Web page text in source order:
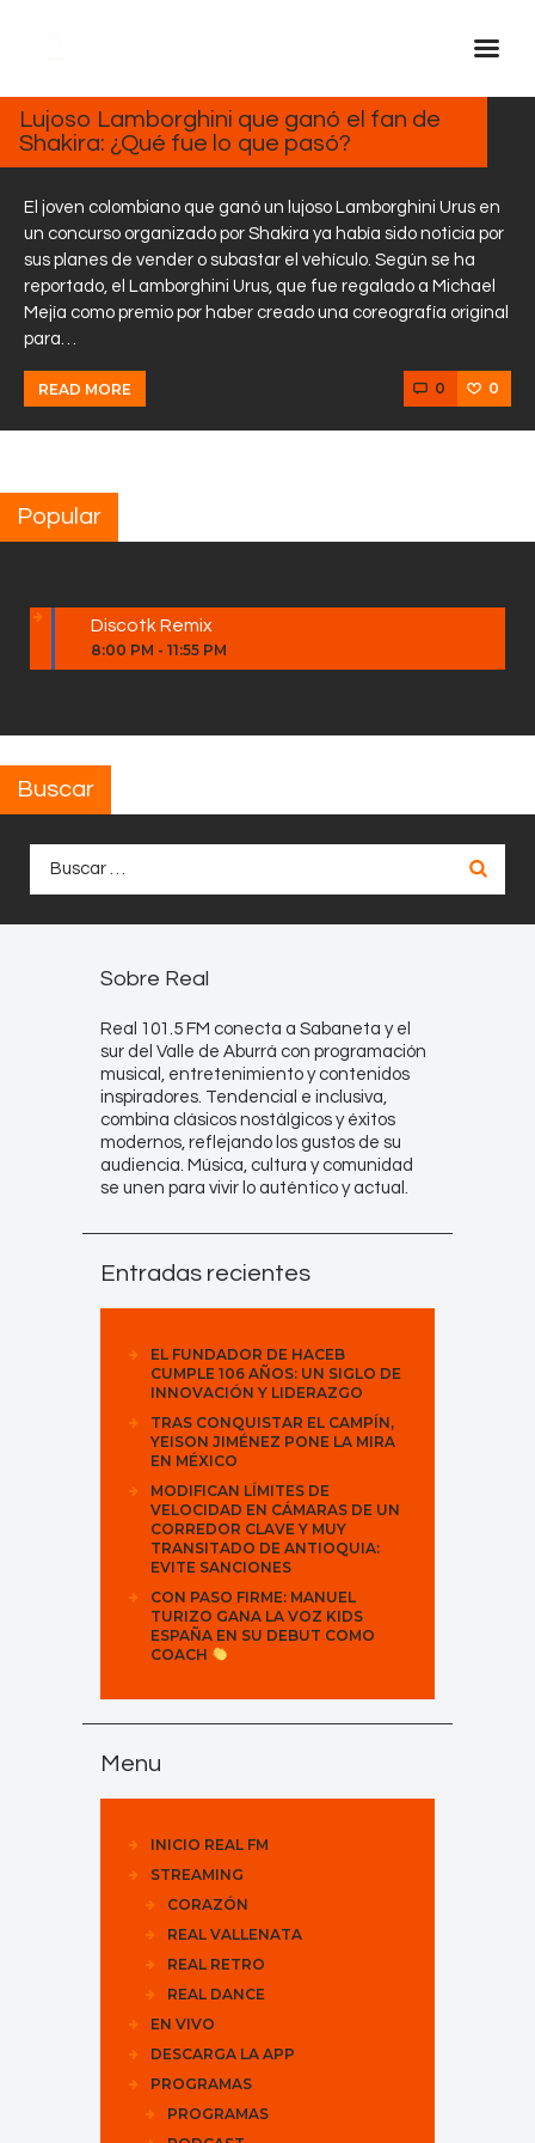
Inicio Real FM
En Vivo
Descarga La APP
Programas
Equipo
Sobre Nosotros
11, 2025
Lujoso Lamborghini que ganó el fan de
Shakira: ¿Qué fue lo que pasó?
El joven colombiano que ganó un lujoso Lamborghini Urus en
un concurso organizado por Shakira ya había sido noticia por
sus planes de vender o subastar el vehículo. Según se ha
reportado, el Lamborghini Urus, que fue regalado a Michael
Mejía como premio por haber creado una coreografía original
para…
READ MORE 0 0
Popular
Discotk Remix
8:00 PM - 11:55 PM
Buscar
Sobre Real
Real 101.5 FM conecta a Sabaneta y el
sur del Valle de Aburrá con programación
musical, entretenimiento y contenidos
inspiradores. Tendencial e inclusiva,
combina clásicos nostálgicos y éxitos
modernos, reflejando los gustos de su
audiencia. Música, cultura y comunidad
se unen para vivir lo auténtico y actual.
Entradas recientes
EL FUNDADOR DE HACEB
CUMPLE 106 AÑOS: UN SIGLO DE
INNOVACIÓN Y LIDERAZGO
TRAS CONQUISTAR EL CAMPÍN,
YEISON JIMÉNEZ PONE LA MIRA
EN MÉXICO
MODIFICAN LÍMITES DE
VELOCIDAD EN CÁMARAS DE UN
CORREDOR CLAVE Y MUY
TRANSITADO DE ANTIOQUIA:
EVITE SANCIONES
CON PASO FIRME: MANUEL
TURIZO GANA LA VOZ KIDS
ESPAÑA EN SU DEBUT COMO
COACH
Menu
INICIO REAL FM
STREAMING
CORAZÓN
REAL VALLENATA
REAL RETRO
REAL DANCE
EN VIVO
DESCARGA LA APP
PROGRAMAS
PROGRAMAS